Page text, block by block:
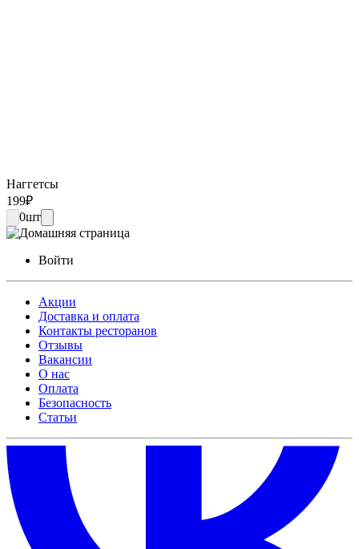
Наггетсы
199₽
0шт
Войти
Акции
Доставка и оплата
Контакты ресторанов
Отзывы
Вакансии
О нас
Оплата
Безопасность
Статьи